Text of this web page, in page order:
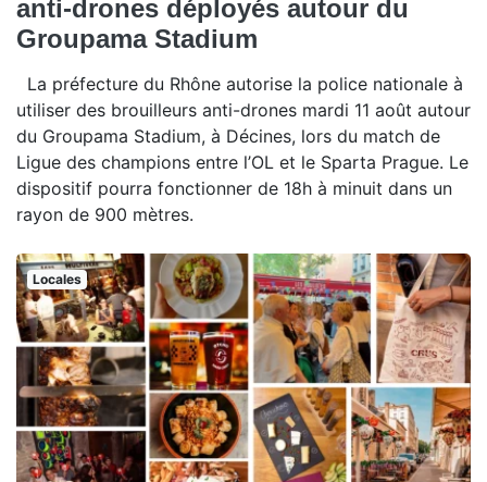
anti-drones déployés autour du
Groupama Stadium
La préfecture du Rhône autorise la police nationale à
utiliser des brouilleurs anti-drones mardi 11 août autour
du Groupama Stadium, à Décines, lors du match de
Ligue des champions entre l’OL et le Sparta Prague. Le
dispositif pourra fonctionner de 18h à minuit dans un
rayon de 900 mètres.
Locales